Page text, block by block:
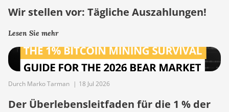
Wir stellen vor: Tägliche Auszahlungen!
Lesen Sie mehr
Durch Marko Tarman | 18 Jul 2026
Der Überlebensleitfaden für die 1 % der